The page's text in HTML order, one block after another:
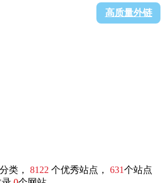
类， 8122 个优秀站点， 631个站点
高质量外链